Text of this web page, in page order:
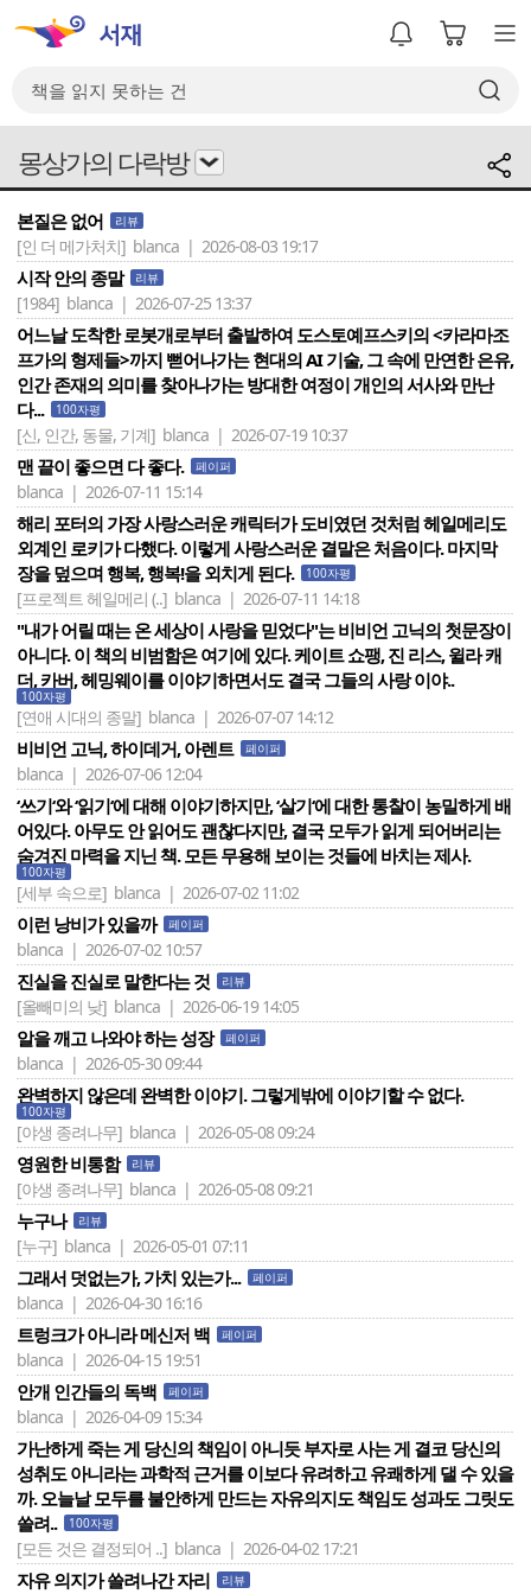
몽상가의 다락방
본질은 없어 리뷰
[인 더 메가처치] blanca | 2026-08-03 19:17
시작 안의 종말 리뷰
[1984] blanca | 2026-07-25 13:37
어느날 도착한 로봇개로부터 출발하여 도스토예프스키의 <카라마조
프가의 형제들>까지 뻗어나가는 현대의 AI 기술, 그 속에 만연한 은유,
인간 존재의 의미를 찾아나가는 방대한 여정이 개인의 서사와 만난
다...
100자평
[신, 인간, 동물, 기계] blanca | 2026-07-19 10:37
맨 끝이 좋으면 다 좋다. 페이퍼
blanca | 2026-07-11 15:14
해리 포터의 가장 사랑스러운 캐릭터가 도비였던 것처럼 헤일메리도
외계인 로키가 다했다. 이렇게 사랑스러운 결말은 처음이다. 마지막
장을 덮으며 행복, 행복!을 외치게 된다.
100자평
[프로젝트 헤일메리 (..] blanca | 2026-07-11 14:18
"내가 어릴 때는 온 세상이 사랑을 믿었다"는 비비언 고닉의 첫문장이
아니다. 이 책의 비범함은 여기에 있다. 케이트 쇼팽, 진 리스, 윌라 캐
더, 카버, 헤밍웨이를 이야기하면서도 결국 그들의 사랑 이야..
100자평
[연애 시대의 종말] blanca | 2026-07-07 14:12
비비언 고닉, 하이데거, 아렌트 페이퍼
blanca | 2026-07-06 12:04
‘쓰기‘와 ‘읽기‘에 대해 이야기하지만, ‘살기‘에 대한 통찰이 농밀하게 배
어있다. 아무도 안 읽어도 괜찮다지만, 결국 모두가 읽게 되어버리는
숨겨진 마력을 지닌 책. 모든 무용해 보이는 것들에 바치는 제사.
100자평
[세부 속으로] blanca | 2026-07-02 11:02
이런 낭비가 있을까 페이퍼
blanca | 2026-07-02 10:57
진실을 진실로 말한다는 것 리뷰
[올빼미의 낮] blanca | 2026-06-19 14:05
알을 깨고 나와야 하는 성장 페이퍼
blanca | 2026-05-30 09:44
완벽하지 않은데 완벽한 이야기. 그렇게밖에 이야기할 수 없다.
100자평
[야생 종려나무] blanca | 2026-05-08 09:24
영원한 비통함 리뷰
[야생 종려나무] blanca | 2026-05-08 09:21
누구나 리뷰
[누구] blanca | 2026-05-01 07:11
그래서 덧없는가, 가치 있는가... 페이퍼
blanca | 2026-04-30 16:16
트렁크가 아니라 메신저 백 페이퍼
blanca | 2026-04-15 19:51
안개 인간들의 독백 페이퍼
blanca | 2026-04-09 15:34
가난하게 죽는 게 당신의 책임이 아니듯 부자로 사는 게 결코 당신의
성취도 아니라는 과학적 근거를 이보다 유려하고 유쾌하게 댈 수 있을
까. 오늘날 모두를 불안하게 만드는 자유의지도 책임도 성과도 그릿도
쓸려..
100자평
[모든 것은 결정되어 ..] blanca | 2026-04-02 17:21
자유 의지가 쓸려나간 자리 리뷰